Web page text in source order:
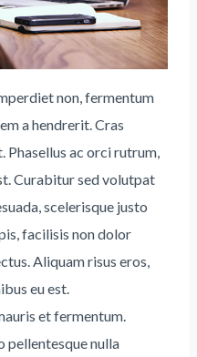
non, fermentum
a hendrerit. Cras
ac orci rutrum,
Curabitur sed volutpat
scelerisque justo
facilisis non dolor
Aliquam risus eros,
eu est.
et fermentum.
pellentesque nulla